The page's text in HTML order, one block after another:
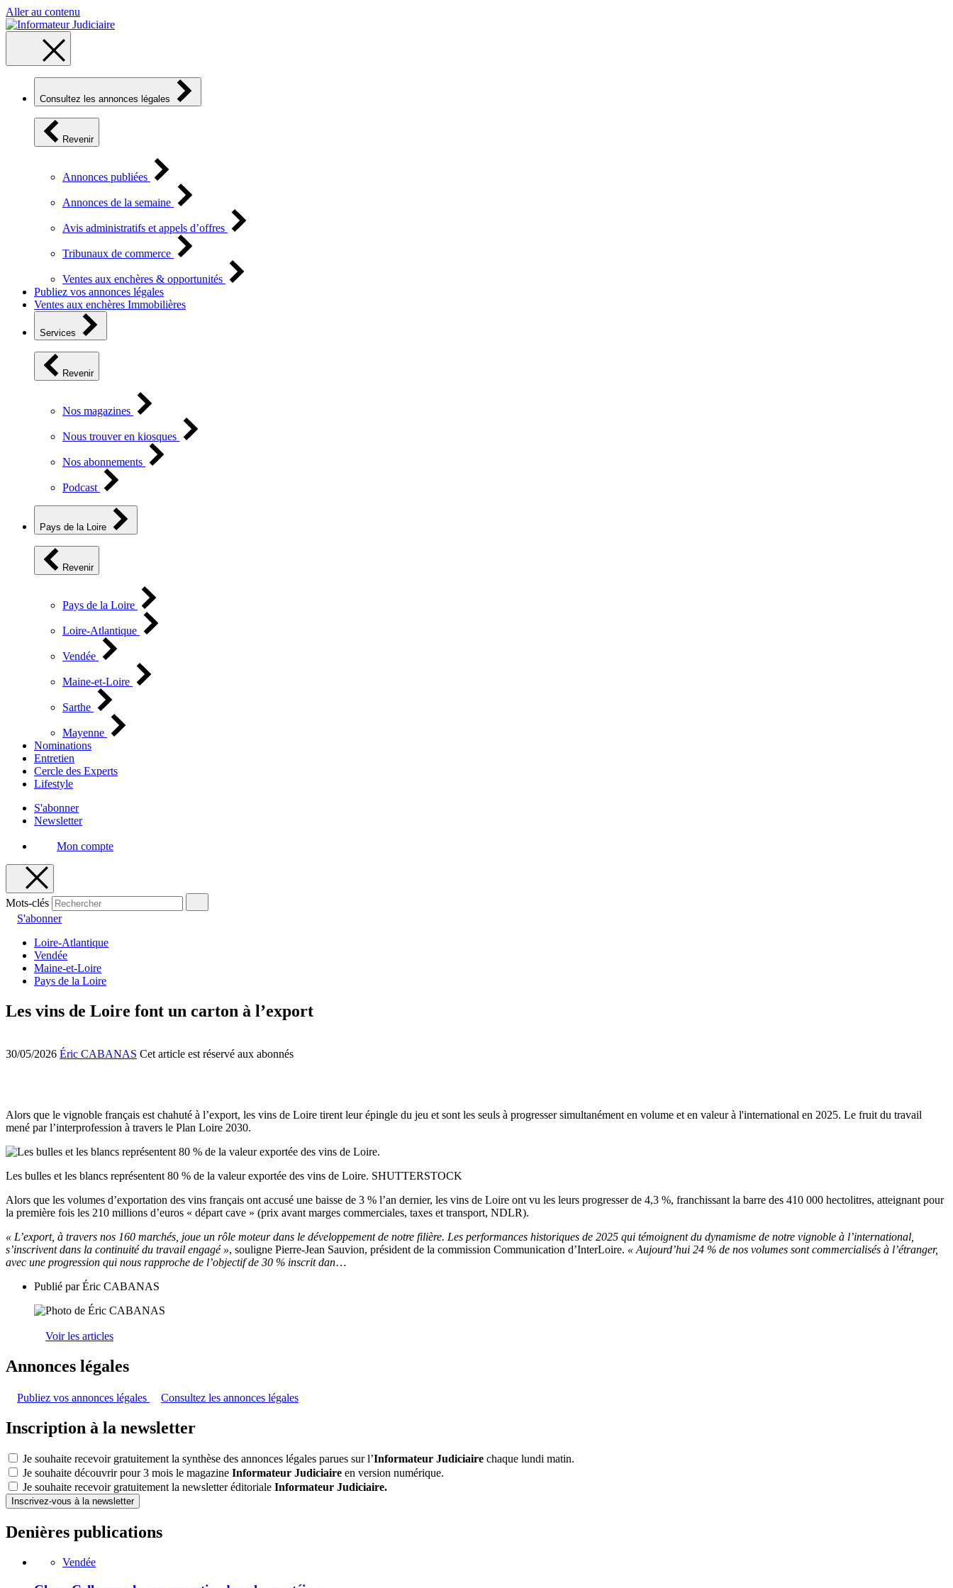
Aller au contenu
Consultez les annonces légales
Revenir
Annonces publiées
Annonces de la semaine
Avis administratifs et appels d’offres
Tribunaux de commerce
Ventes aux enchères & opportunités
Publiez vos annonces légales
Ventes aux enchères Immobilières
Services
Revenir
Nos magazines
Nous trouver en kiosques
Nos abonnements
Podcast
Pays de la Loire
Revenir
Pays de la Loire
Loire-Atlantique
Vendée
Maine-et-Loire
Sarthe
Mayenne
Nominations
Entretien
Cercle des Experts
Lifestyle
S'abonner
Newsletter
Mon compte
Mots-clés
S'abonner
Loire-Atlantique
Vendée
Maine-et-Loire
Pays de la Loire
Les vins de Loire font un carton à l’export
30/05/2026 Éric CABANAS Cet article est réservé aux abonnés
Alors que le vignoble français est chahuté à l’export, les vins de Loire tirent leur épingle du jeu et sont les seuls à progresser simultanément en volume et en valeur à l'international en 2025. Le fruit du travail
mené par l’interprofession à travers le Plan Loire 2030.
Les bulles et les blancs représentent 80 % de la valeur exportée des vins de Loire. SHUTTERSTOCK
Alors que les volumes d’exportation des vins français ont accusé une baisse de 3 % l’an dernier, les vins de Loire ont vu les leurs progresser de 4,3 %, franchissant la barre des 410 000 hectolitres, atteignant pour
la première fois les 210 millions d’euros « départ cave » (prix avant marges commerciales, taxes et transport, NDLR).
« L’export, à travers nos 160 marchés, joue un rôle moteur dans le développement de notre filière. Les performances historiques de 2025 qui témoignent du dynamisme de notre vignoble à l’international,
s’inscrivent dans la continuité du travail engagé », souligne Pierre-Jean Sauvion, président de la commission Communication d’InterLoire. « Aujourd’hui 24 % de nos volumes sont commercialisés à l’étranger,
avec une progression qui nous rapproche de l’objectif de 30 % inscrit dan…
Publié parÉric CABANAS
Voir les articles
Annonces légales
Publiez vos annonces légales Consultez les annonces légales
Inscription à la newsletter
Je souhaite recevoir gratuitement la synthèse des annonces légales parues sur l’Informateur Judiciaire chaque lundi matin.
Je souhaite découvrir pour 3 mois le magazine Informateur Judiciaire en version numérique.
Je souhaite recevoir gratuitement la newsletter éditoriale Informateur Judiciaire.
Inscrivez-vous à la newsletter
Denières publications
Vendée